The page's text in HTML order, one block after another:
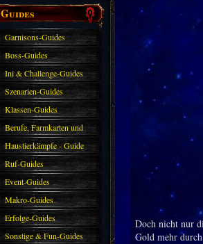
Guides
Garnisons-Guides
Boss-Guides
Ini & Challenge-Guides
Szenarien-Guides
Klassen-Guides
Berufe, Farmkarten und
Haustiere
Haustierkämpfe - Guide
Ruf-Guides
Event-Guides
Makro-Guides
Erfolge-Guides
Sonstige & Fun-Guides
Doch nicht nur
Gold mehr